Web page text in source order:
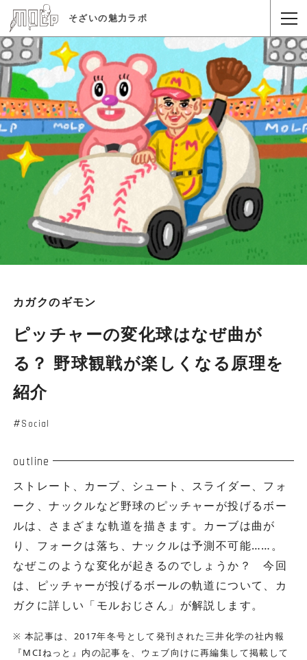
そざいの魅力ラボ
カガクのギモン
ピッチャーの変化球はなぜ曲が
る？ 野球観戦が楽しくなる原理を
紹介
Social
outline
ストレート、カーブ、シュート、スライダー、フォ
ーク、ナックルなど野球のピッチャーが投げるボー
ルは、さまざまな軌道を描きます。カーブは曲が
り、フォークは落ち、ナックルは予測不可能……。
なぜこのような変化が起きるのでしょうか？ 今回
は、ピッチャーが投げるボールの軌道について、カ
ガクに詳しい「モルおじさん」が解説します。
※ 本記事は、2017年冬号として発刊された三井化学の社内報
『MCIねっと』内の記事を、ウェブ向けに再編集して掲載して